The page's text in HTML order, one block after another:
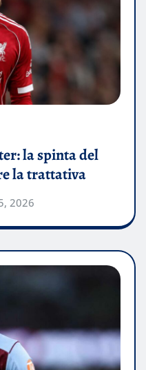
la spinta del
la trattativa
2026